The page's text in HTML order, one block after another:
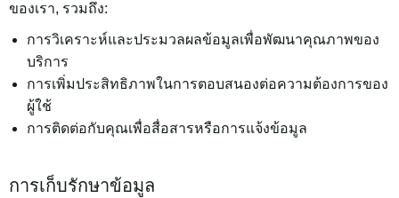
ของเรา, รวมถึง:
การวิเคราะห์และประมวลผลข้อมูลเพื่อพัฒนาคุณภาพของ
บริการ
การเพิ่มประสิทธิภาพในการตอบสนองต่อความต้องการของ
ผู้ใช้
การติดต่อกับคุณเพื่อสื่อสารหรือการแจ้งข้อมูล
การเก็บรักษาข้อมูล